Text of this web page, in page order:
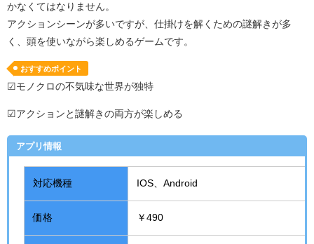
かなくてはなりません。
アクションシーンが多いですが、仕掛けを解くための謎解きが多
く、頭を使いながら楽しめるゲームです。
おすすめポイント
☑モノクロの不気味な世界が独特
☑アクションと謎解きの両方が楽しめる
アプリ情報
対応機種 IOS、Android
価格 ￥490